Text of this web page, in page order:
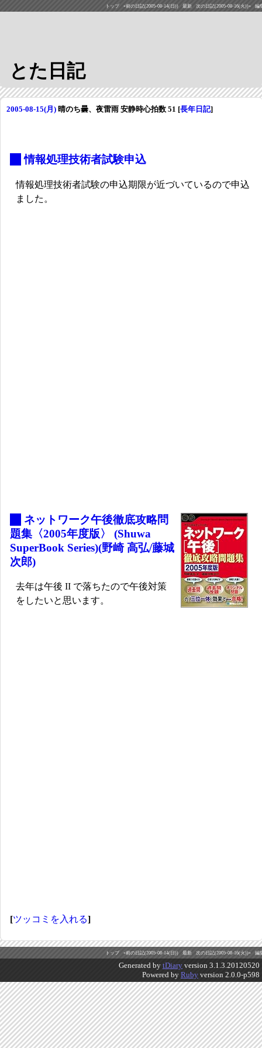
トップ «前の日記(2005-08-14(日)) 最新 次の日記(2005-08-16(火))» 編
とた日記
2005-08-15(月) 晴のち曇、夜雷雨 安静時心拍数 51 [長年日記]
情報処理技術者試験申込
情報処理技術者試験の申込期限が近づいているので申込
ました。
ネットワーク午後徹底攻略問
題集〈2005年度版〉 (Shuwa
SuperBook Series)(野崎 高弘/藤城
次郎)
去年は午後 II で落ちたので午後対策
をしたいと思います。
[ツッコミを入れる]
トップ «前の日記(2005-08-14(日)) 最新 次の日記(2005-08-16(火))» 編
Generated by tDiary version 3.1.3.20120520
Powered by Ruby version 2.0.0-p598